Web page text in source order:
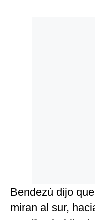
Bendezú dijo
miran al sur,